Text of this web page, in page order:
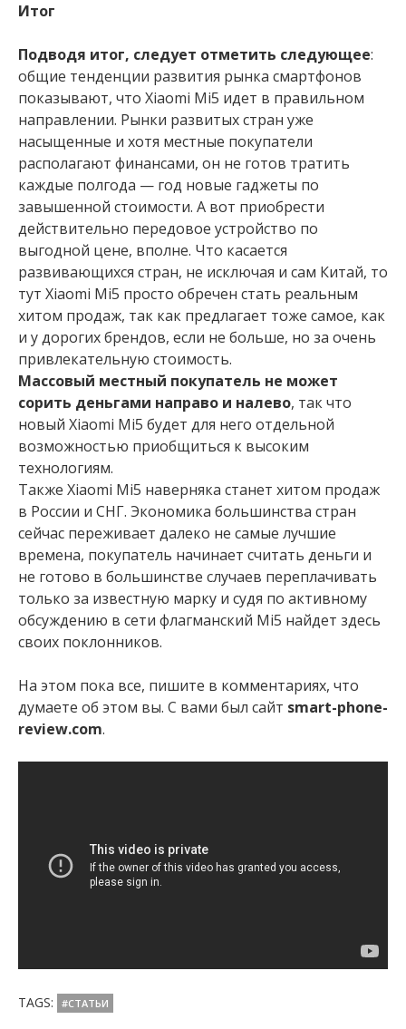
Итог
Подводя итог, следует отметить следующее:
общие тенденции развития рынка смартфонов
показывают, что Xiaomi Mi5 идет в правильном
направлении. Рынки развитых стран уже
насыщенные и хотя местные покупатели
располагают финансами, он не готов тратить
каждые полгода — год новые гаджеты по
завышенной стоимости. А вот приобрести
действительно передовое устройство по
выгодной цене, вполне. Что касается
развивающихся стран, не исключая и сам Китай, то
тут Xiaomi Mi5 просто обречен стать реальным
хитом продаж, так как предлагает тоже самое, как
и у дорогих брендов, если не больше, но за очень
привлекательную стоимость.
Массовый местный покупатель не может
сорить деньгами направо и налево, так что
новый Xiaomi Mi5 будет для него отдельной
возможностью приобщиться к высоким
технологиям.
Также Xiaomi Mi5 наверняка станет хитом продаж
в России и СНГ. Экономика большинства стран
сейчас переживает далеко не самые лучшие
времена, покупатель начинает считать деньги и
не готово в большинстве случаев переплачивать
только за известную марку и судя по активному
обсуждению в сети флагманский Mi5 найдет здесь
своих поклонников.
На этом пока все, пишите в комментариях, что
думаете об этом вы. С вами был сайт smart-phone-
review.com.
TAGS: #СТАТЬИ